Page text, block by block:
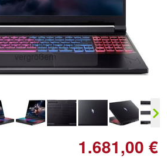
antippen zum
vergrößern
1.681,00 €